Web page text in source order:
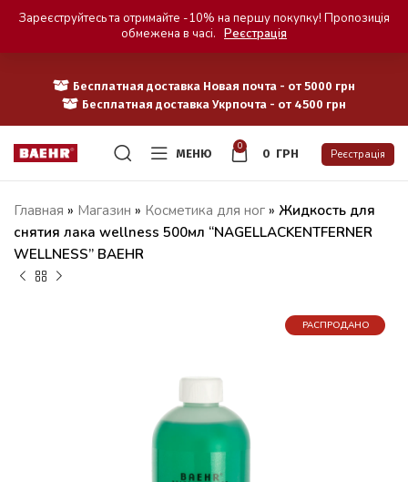
Бесплатная доставка Новая почта - от 5000 грн
Бесплатная доставка Укрпочта - от 4500 грн
МЕНЮ
0
0 ГРН Реєстрація
Главная » Магазин » Косметика для ног » Жидкость для
снятия лака wellness 500мл “NAGELLACKENTFERNER
WELLNESS” BAEHR
РАСПРОДАНО
Зареєструйтесь та отримайте -10% на першу покупку! Пропозиція
обмежена в часі. Реєстрація